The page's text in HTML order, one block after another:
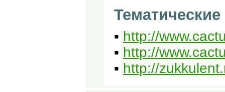
▪ http://
▪ http://
▪ http://